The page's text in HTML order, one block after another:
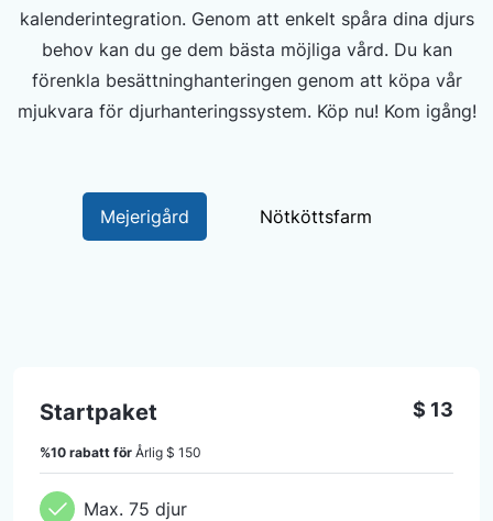
kalenderintegration. Genom att enkelt spåra dina djurs
behov kan du ge dem bästa möjliga vård. Du kan
förenkla besättninghanteringen genom att köpa vår
mjukvara för djurhanteringssystem. Köp nu! Kom igång!
Mejerigård Nötköttsfarm
Startpaket
%10 rabatt för Årlig $ 150
$ 13
Max. 75 djur